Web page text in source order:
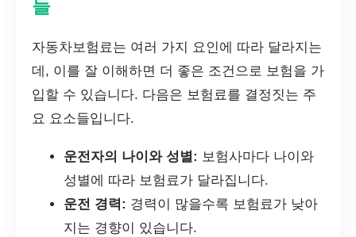
들
자동차보험료는 여러 가지 요인에 따라 달라지는
데, 이를 잘 이해하면 더 좋은 조건으로 보험을 가
입할 수 있습니다. 다음은 보험료를 결정짓는 주
요 요소들입니다.
운전자의 나이와 성별: 보험사마다 나이와
성별에 따라 보험료가 달라집니다.
운전 경력: 경력이 많을수록 보험료가 낮아
지는 경향이 있습니다.